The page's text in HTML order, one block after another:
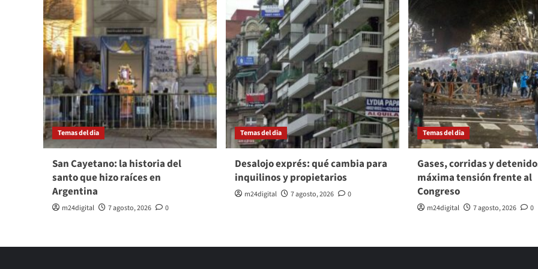
Temas del dia
San Cayetano: la historia del
santo que hizo raíces en
Argentina
m24digital 7 agosto, 2026 0
Temas del dia
Desalojo exprés: qué cambia para
inquilinos y propietarios
m24digital 7 agosto, 2026 0
Temas del dia
Gases, corridas y
máxima tensión frente al
Congreso
m24digital 7 agosto, 2026 0